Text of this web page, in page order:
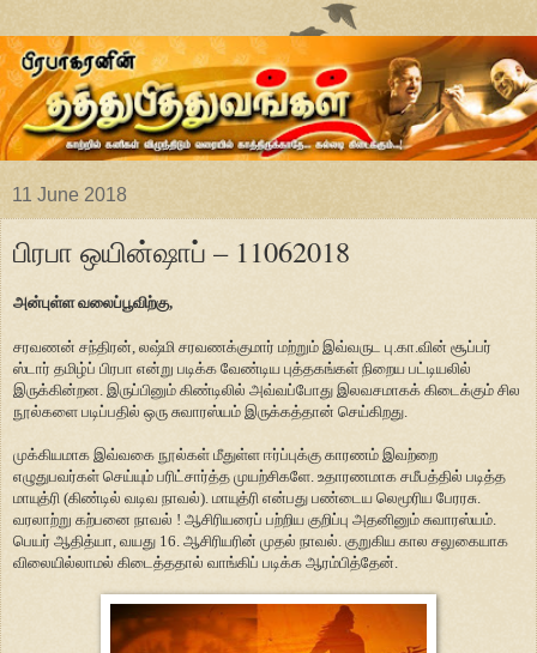
11 June 2018
பிரபா ஒயின்ஷாப் – 11062018
அன்புள்ள வலைப்பூவிற்கு,
சரவணன் சந்திரன், லஷ்மி சரவணக்குமார் மற்றும் இவ்வருட பு.கா.வின் சூப்பர்
ஸ்டார் தமிழ்ப் பிரபா என்று படிக்க வேண்டிய புத்தகங்கள் நிறைய பட்டியலில்
இருக்கின்றன. இருப்பினும் கிண்டிலில் அவ்வப்போது இலவசமாகக் கிடைக்கும் சில
நூல்களை படிப்பதில் ஒரு சுவாரஸ்யம் இருக்கத்தான் செய்கிறது.
முக்கியமாக இவ்வகை நூல்கள் மீதுள்ள ஈர்ப்புக்கு காரணம் இவற்றை
எழுதுபவர்கள் செய்யும் பரிட்சார்த்த முயற்சிகளே. உதாரணமாக சமீபத்தில் படித்த
மாயுத்ரி (கிண்டில் வடிவ நாவல்). மாயுத்ரி என்பது பண்டைய லெமூரிய பேரரசு.
வரலாற்று கற்பனை நாவல் ! ஆசிரியரைப் பற்றிய குறிப்பு அதனினும் சுவாரஸ்யம்.
பெயர் ஆதித்யா, வயது 16. ஆசிரியரின் முதல் நாவல். குறுகிய கால சலுகையாக
விலையில்லாமல் கிடைத்ததால் வாங்கிப் படிக்க ஆரம்பித்தேன்.